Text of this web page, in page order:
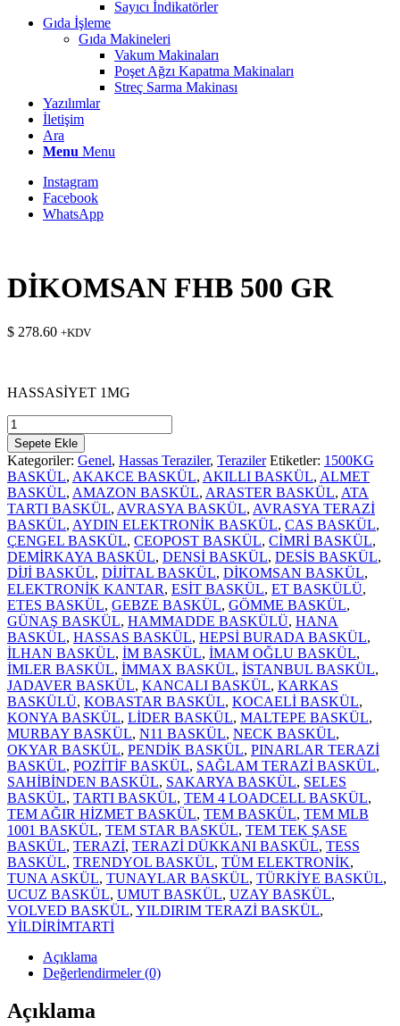
Sayıcı İndikatörler
Gıda İşleme
Gıda Makineleri
Vakum Makinaları
Poşet Ağzı Kapatma Makinaları
Streç Sarma Makinası
Yazılımlar
İletişim
Ara
Menu Menu
Instagram
Facebook
WhatsApp
DİKOMSAN FHB 500 GR
$ 278.60 +KDV
HASSASİYET 1MG
DİKOMSAN
FHB
500
GR
adet
Sepete Ekle
Kategoriler: Genel, Hassas Teraziler, Teraziler Etiketler: 1500KG
BASKÜL, AKAKCE BASKÜL, AKILLI BASKÜL, ALMET
BASKÜL, AMAZON BASKÜL, ARASTER BASKÜL, ATA
TARTI BASKÜL, AVRASYA BASKÜL, AVRASYA TERAZİ
BASKÜL, AYDIN ELEKTRONİK BASKÜL, CAS BASKÜL,
ÇENGEL BASKÜL, CEOPOST BASKÜL, CİMRİ BASKÜL,
DEMİRKAYA BASKÜL, DENSİ BASKÜL, DESİS BASKÜL,
DİJİ BASKÜL, DİJİTAL BASKÜL, DİKOMSAN BASKÜL,
ELEKTRONİK KANTAR, ESİT BASKÜL, ET BASKÜLÜ,
ETES BASKÜL, GEBZE BASKÜL, GÖMME BASKÜL,
GÜNAŞ BASKÜL, HAMMADDE BASKÜLÜ, HANA
BASKÜL, HASSAS BASKÜL, HEPSİ BURADA BASKÜL,
İLHAN BASKÜL, İM BASKÜL, İMAM OĞLU BASKÜL,
İMLER BASKÜL, İMMAX BASKÜL, İSTANBUL BASKÜL,
JADAVER BASKÜL, KANCALI BASKÜL, KARKAS
BASKÜLÜ, KOBASTAR BASKÜL, KOCAELİ BASKÜL,
KONYA BASKÜL, LİDER BASKÜL, MALTEPE BASKÜL,
MURBAY BASKÜL, N11 BASKÜL, NECK BASKÜL,
OKYAR BASKÜL, PENDİK BASKÜL, PINARLAR TERAZİ
BASKÜL, POZİTİF BASKÜL, SAĞLAM TERAZİ BASKÜL,
SAHİBİNDEN BASKÜL, SAKARYA BASKÜL, SELES
BASKÜL, TARTI BASKÜL, TEM 4 LOADCELL BASKÜL,
TEM AĞIR HİZMET BASKÜL, TEM BASKÜL, TEM MLB
1001 BASKÜL, TEM STAR BASKÜL, TEM TEK ŞASE
BASKÜL, TERAZİ, TERAZİ DÜKKANI BASKÜL, TESS
BASKÜL, TRENDYOL BASKÜL, TÜM ELEKTRONİK,
TUNA ASKÜL, TUNAYLAR BASKÜL, TÜRKİYE BASKÜL,
UCUZ BASKÜL, UMUT BASKÜL, UZAY BASKÜL,
VOLVED BASKÜL, YILDIRIM TERAZİ BASKÜL,
YİLDİRİMTARTİ
Açıklama
Değerlendirmeler (0)
Açıklama